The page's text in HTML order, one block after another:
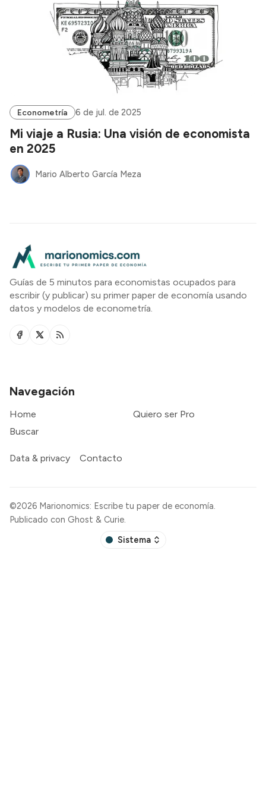
Econometría 6 de jul. de 2025
Mi viaje a Rusia: Una visión de economista
en 2025
Mario Alberto García Meza
Guías de 5 minutos para economistas ocupados para
escribir (y publicar) su primer paper de economía usando
datos y modelos de econometría.
Navegación
Home
Quiero ser Pro
Buscar
Data & privacy Contacto
©2026 Marionomics: Escribe tu paper de economía.
Publicado con Ghost & Curie.